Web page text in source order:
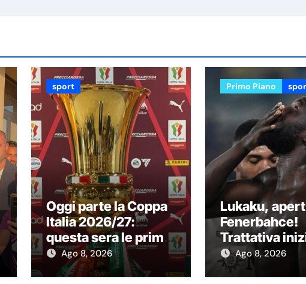
sport
Oggi parte la Coppa
Italia 2026/27:
questa sera le prime
due partite
Ago 8, 2026
Primo Piano
Lukaku,
Fenerbahce!
Trattativa
vuole
più presto
Ago 8, 2026